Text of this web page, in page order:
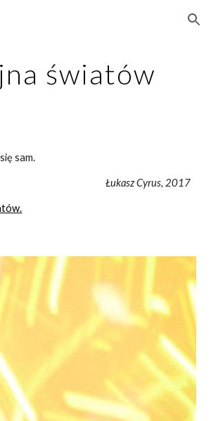
Skip to navigation
światów
sam.
Łukasz Cyrus, 2017